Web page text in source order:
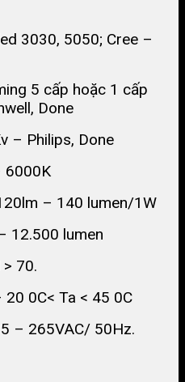
3030, 5050; Cree –
5 cấp hoặc 1 cấp
Done
– Philips, Done
6000K
– 140 lumen/1W
12.500 lumen
70.
0C< Ta < 45 0C
– 265VAC/ 50Hz.